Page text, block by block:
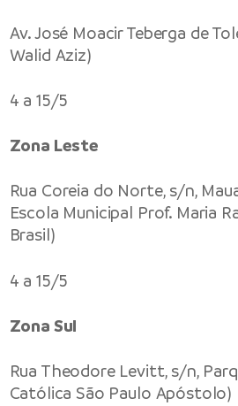
Av. José Moacir Teberga de
Walid Aziz)
4 a 15/5
Zona Leste
Rua Coreia do Norte, s/n,
Escola Municipal Prof. Maria
Brasil)
4 a 15/5
Zona Sul
Rua Theodore Levitt, s/n,
Católica São Paulo Apóstolo)